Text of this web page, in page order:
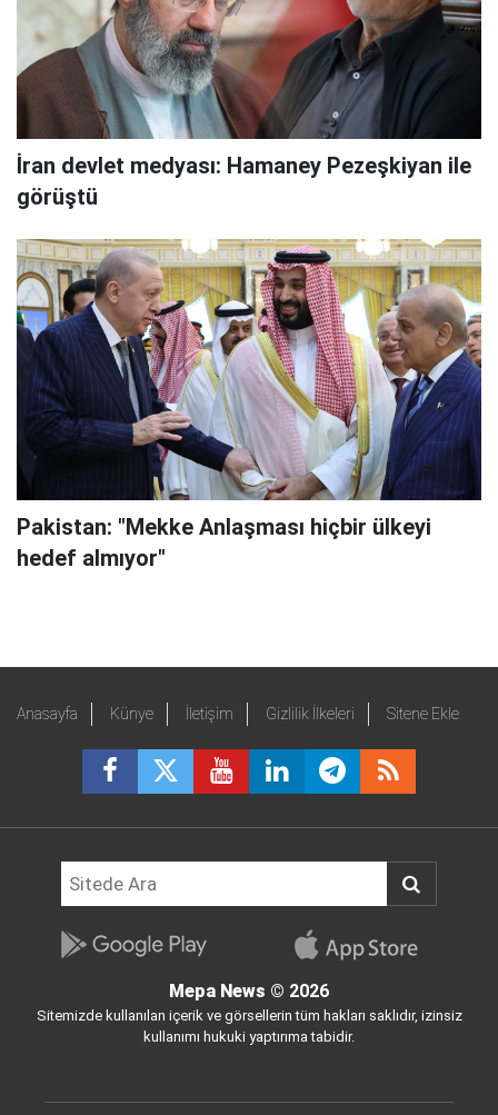
İran devlet medyası: Hamaney Pezeşkiyan ile
görüştü
Pakistan: "Mekke Anlaşması hiçbir ülkeyi
hedef almıyor"
Anasayfa Künye İletişim Gizlilik İlkeleri Sitene Ekle
Mepa News © 2026
Sitemizde kullanılan içerik ve görsellerin tüm hakları saklıdır, izinsiz
kullanımı hukuki yaptırıma tabidir.